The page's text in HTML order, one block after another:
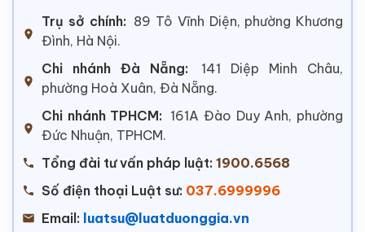
Trụ sở chính: 89 Tô Vĩnh Diện, phường Khương
Đình, Hà Nội.
Chi nhánh Đà Nẵng:
141 Diệp Minh Châu,
phường Hoà Xuân, Đà Nẵng.
Chi nhánh TPHCM: 161A Đào Duy Anh, phường
Đức Nhuận, TPHCM.
Tổng đài tư vấn pháp luật: 1900.6568
Số điện thoại Luật sư: 037.6999996
Email: luatsu@luatduonggia.vn